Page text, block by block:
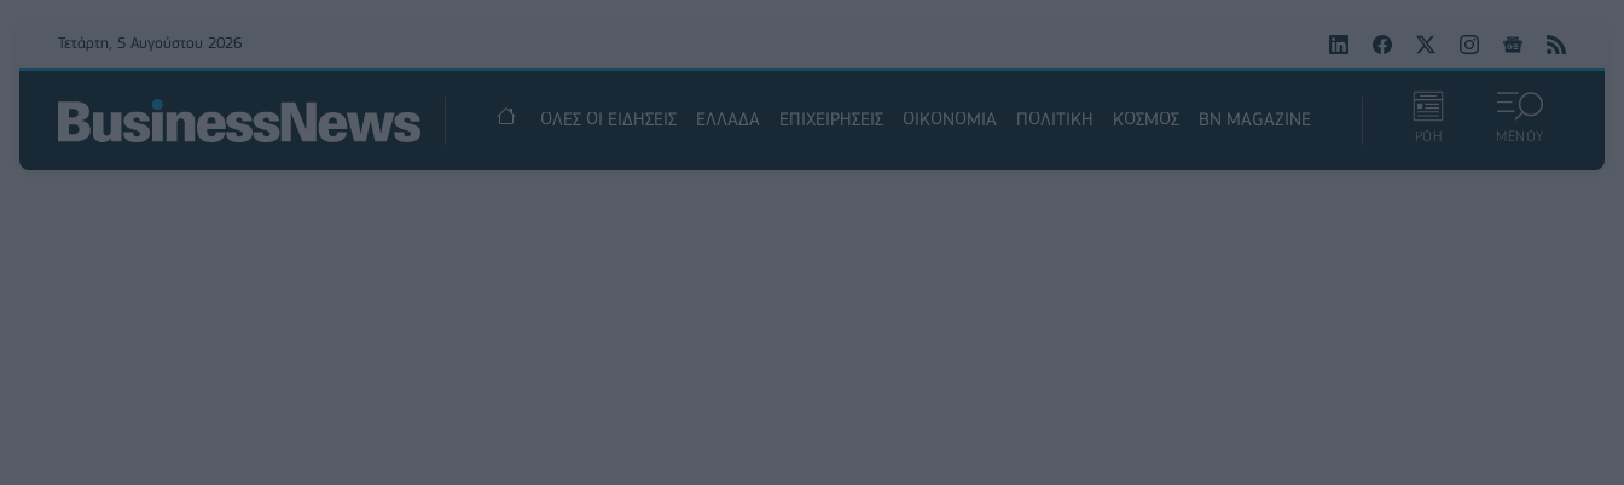
Τετάρτη, 5 Αυγούστου 2026
ΟΛΕΣ ΟΙ ΕΙΔΗΣΕΙΣ ΕΛΛΑΔΑ ΕΠΙΧΕΙΡΗΣΕΙΣ ΟΙΚΟΝΟΜΙΑ ΠΟΛΙΤΙΚΗ ΚΟΣΜΟΣ BN MAGAZINE
ΡΟΗ ΜΕΝΟΥ